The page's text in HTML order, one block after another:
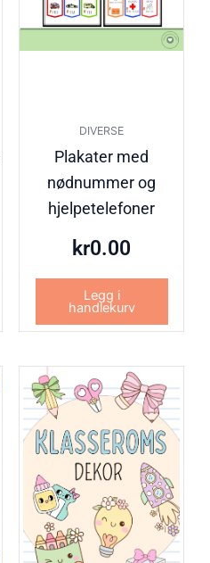
DIVERSE
Plakater med
nødnummer og
hjelpetelefoner
kr0.00
Legg i
handlekurv